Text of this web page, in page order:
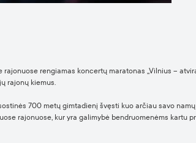
rengiamas koncertų maratonas „Vilnius –
rajonų kiemus.
700 metų gimtadienį švęsti kuo arčiau savo
rajonuose, kur yra galimybė bendruomenėms kartu